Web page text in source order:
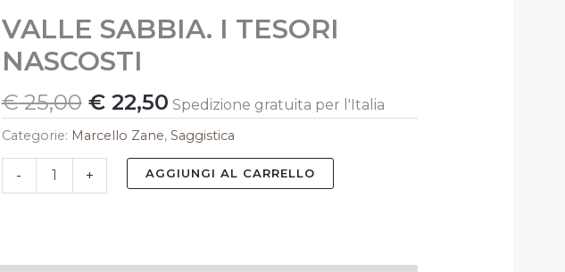
VALLE SABBIA. I TESORI
NASCOSTI
€25,00
Il
prezzo
originale
era:
€ 25,00.
€22,50
Il
prezzo
€ 22,50.
Spedizione gratuita per l'Italia
Categorie: Marcello Zane, Saggistica
-
VALLE
SABBIA.
TESORI
NASCOSTI
quantità
+ AGGIUNGI AL CARRELLO